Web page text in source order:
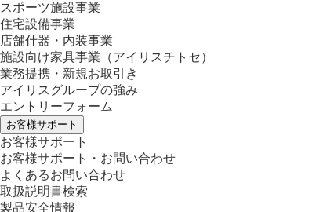
スポーツ施設事業
住宅設備事業
店舗什器・内装事業
施設向け家具事業 （アイリスチトセ）
業務提携・新規お取引き
アイリスグループの強み
エントリーフォーム
お客様サポート
お客様サポート
お客様サポート・お問い合わせ
よくあるお問い合わせ
取扱説明書検索
製品安全情報